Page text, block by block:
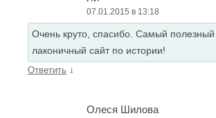
07.01.2015 в 13:18
Очень круто, спасибо. Самый полезный
лаконичный сайт по истории!
Ответить ↓
Олеся Шилова